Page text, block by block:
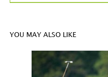
YOU MAY ALSO LIKE